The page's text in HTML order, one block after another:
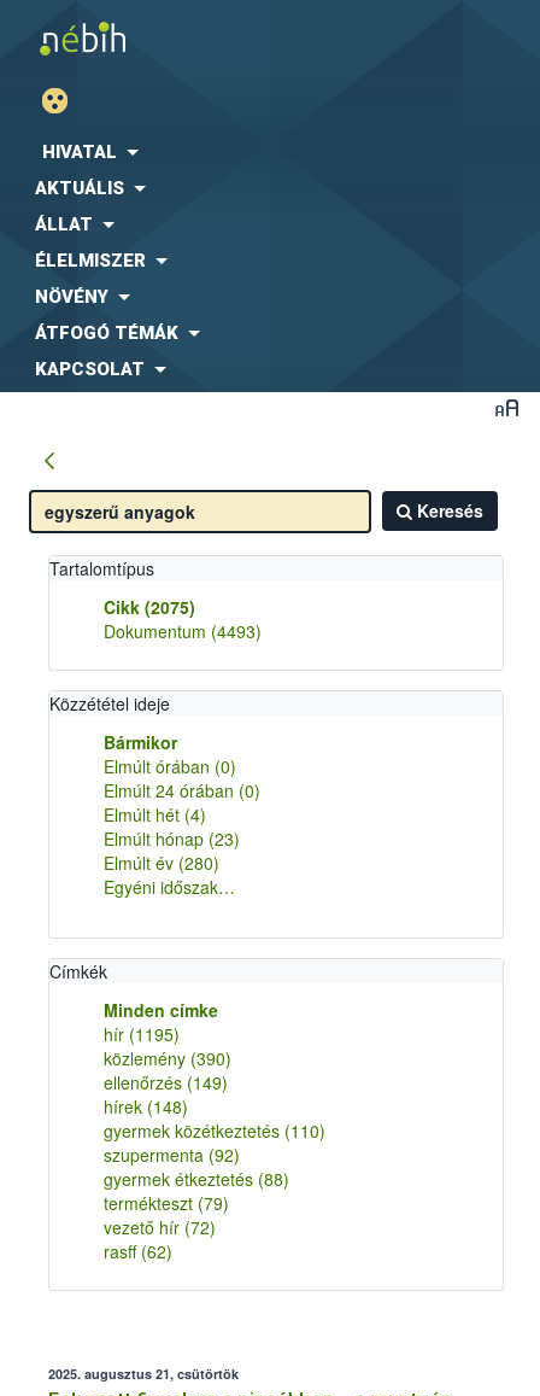
HIVATAL
AKTUÁLIS
ÁLLAT
ÉLELMISZER
NÖVÉNY
ÁTFOGÓ TÉMÁK
KAPCSOLAT
Keresés
Tartalomtípus
Cikk (2075)
Dokumentum (4493)
Közzététel ideje
Bármikor
Elmúlt órában (0)
Elmúlt 24 órában (0)
Elmúlt hét (4)
Elmúlt hónap (23)
Elmúlt év (280)
Egyéni időszak…
Címkék
Minden címke
hír (1195)
közlemény (390)
ellenőrzés (149)
hírek (148)
gyermek közétkeztetés (110)
szupermenta (92)
gyermek étkeztetés (88)
termékteszt (79)
vezető hír (72)
rasff (62)
2025. augusztus 21, csütörtök